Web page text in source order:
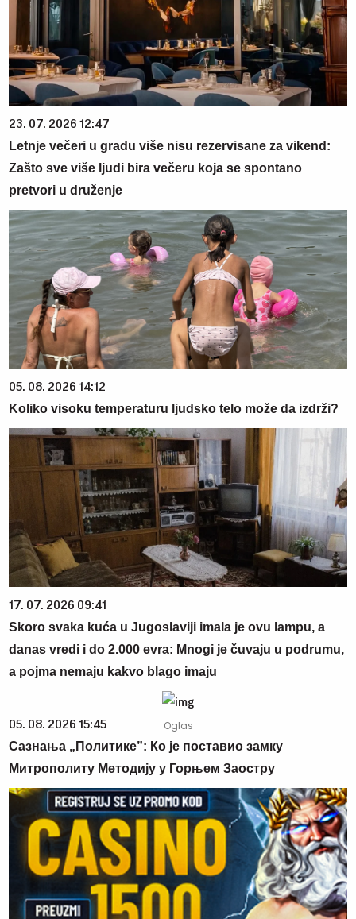
23. 07. 2026 12:47
Letnje večeri u gradu više nisu rezervisane za vikend:
Zašto sve više ljudi bira večeru koja se spontano
pretvori u druženje
05. 08. 2026 14:12
Koliko visoku temperaturu ljudsko telo može da izdrži?
17. 07. 2026 09:41
Skoro svaka kuća u Jugoslaviji imala je ovu lampu, a
danas vredi i do 2.000 evra: Mnogi je čuvaju u podrumu,
a pojma nemaju kakvo blago imaju
05. 08. 2026 15:45
Сазнања „Политике”: Ко је поставио замку
Митрополиту Методију у Горњем Заостру